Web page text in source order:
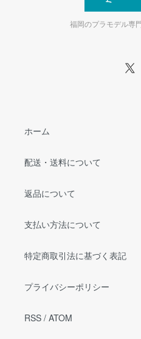
福岡のプラモデル専
ホーム
配送・送料について
返品について
支払い方法について
特定商取引法に基づく表記
プライバシーポリシー
RSS / ATOM